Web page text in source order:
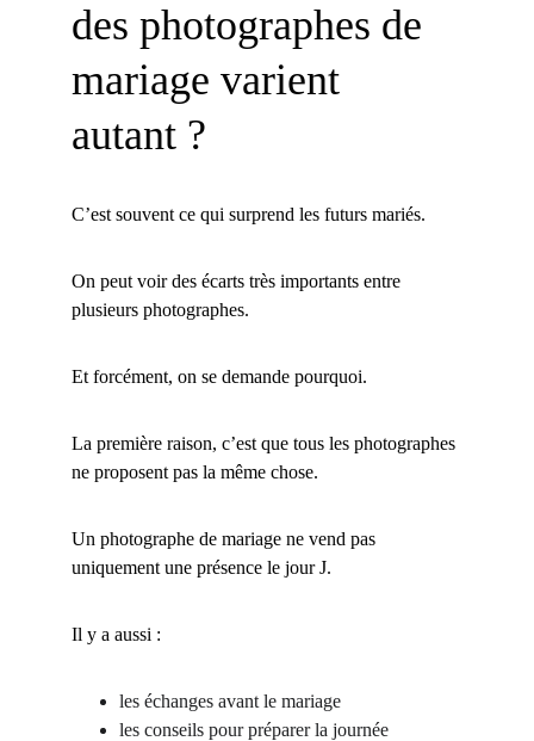
des photographes de
mariage varient
autant ?
C’est souvent ce qui surprend les futurs mariés.
On peut voir des écarts très importants entre
plusieurs photographes.
Et forcément, on se demande pourquoi.
La première raison, c’est que tous les photographes
ne proposent pas la même chose.
Un photographe de mariage ne vend pas
uniquement une présence le jour J.
Il y a aussi :
les échanges avant le mariage
les conseils pour préparer la journée